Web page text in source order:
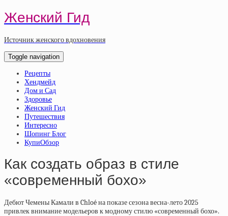
Женский Гид
Источник женского вдохновения
Toggle navigation
Рецепты
Хендмейд
Дом и Сад
Здоровье
Женский Гид
Путешествия
Интересно
Шопинг Блог
КупиОбзор
Как создать образ в стиле
«современный бохо»
Дебют Чемены Камали в Chloé на показе сезона весна-лето 2025
привлек внимание модельеров к модному стилю «современный бохо».